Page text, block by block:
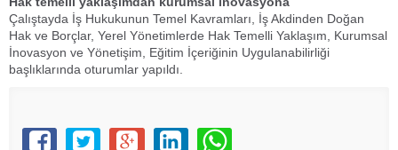
Çalıştayda İş Hukukunun Temel Kavramları, İş Akdinden Doğan
Hak ve Borçlar, Yerel Yönetimlerde Hak Temelli Yaklaşım, Kurumsal
İnovasyon ve Yönetişim, Eğitim İçeriğinin Uygulanabilirliği
başlıklarında oturumlar yapıldı.